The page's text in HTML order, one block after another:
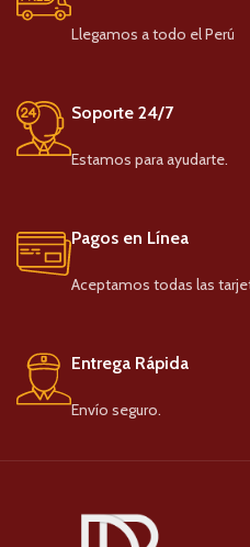
Llegamos a todo el Perú
Soporte 24/7
Estamos para ayudarte.
Pagos en Línea
Aceptamos todas las
Entrega Rápida
Envío seguro.